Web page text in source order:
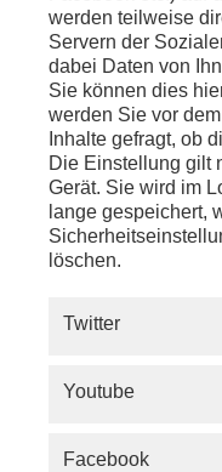
SERVICE
werden teilweise
Servern der
dabei Daten von
Sie können dies
werden Sie vor
Inhalte gefragt, ob
Die Einstellung gilt
Gerät. Sie wird im
lange gespeichert,
löschen.
Twitter
Youtube
Facebook